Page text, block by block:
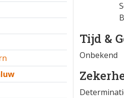
Tijd &
Onbekend